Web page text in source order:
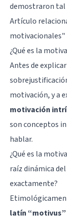
demostraron tal
Artículo
motivacionales"
¿Qué es la
Antes de
motivación, y a
motivación
son conceptos
hablar.
¿Qué es la
raíz dinámica
exactamente?
latín “motivus”